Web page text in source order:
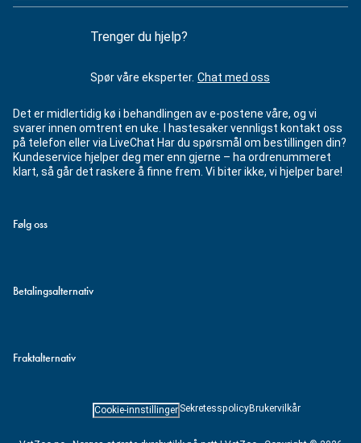
Trenger du hjelp?
Spør våre eksperter. Chat med oss
Det er midlertidig kø i behandlingen av e-postene våre, og vi
svarer innen omtrent en uke. I hastesaker vennligst kontakt oss
på telefon eller via LiveChat Har du spørsmål om bestillingen din?
Kundeservice hjelper deg mer enn gjerne – ha ordrenummeret
klart, så går det raskere å finne frem. Vi biter ikke, vi hjelper bare!
Følg oss
Betalingsalternativ
Fraktalternativ
Cookie-innstillinger SekretesspolicyBrukervilkår